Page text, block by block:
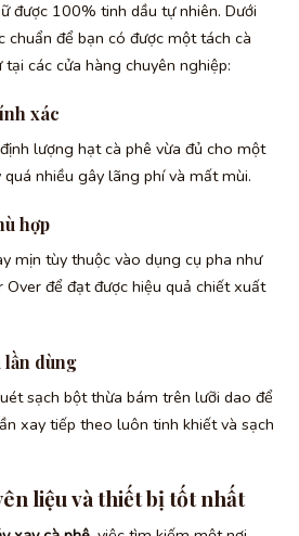
được 100% tinh dầu tự nhiên. Dưới
chuẩn để bạn có được một tách cà
các cửa hàng chuyên nghiệp:
xác
lượng hạt cà phê vừa đủ cho một
nhiều gây lãng phí và mất mùi.
hợp
mịn tùy thuộc vào dụng cụ pha như
Over để đạt được hiệu quả chiết xuất
lần dùng
sạch bột thừa bám trên lưỡi dao để
xay tiếp theo luôn tinh khiết và sạch
liệu và thiết bị tốt nhất